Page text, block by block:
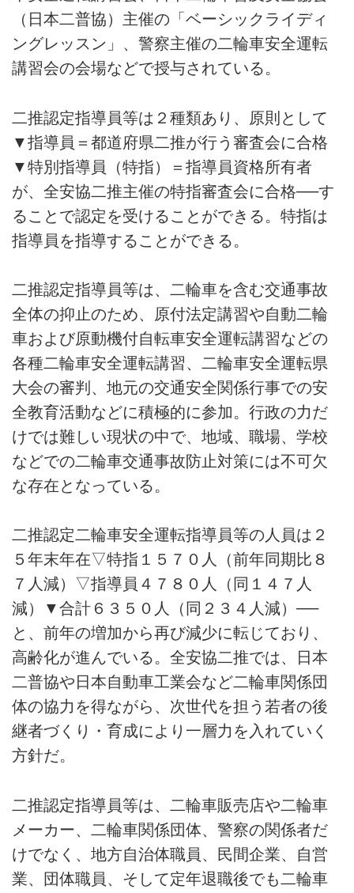
（日本二普協）主催の「ベーシックライディ
ングレッスン」、警察主催の二輪車安全運転
講習会の会場などで授与されている。
二推認定指導員等は２種類あり、原則として
▼指導員＝都道府県二推が行う審査会に合格
▼特別指導員（特指）＝指導員資格所有者
が、全安協二推主催の特指審査会に合格──す
ることで認定を受けることができる。特指は
指導員を指導することができる。
二推認定指導員等は、二輪車を含む交通事故
全体の抑止のため、原付法定講習や自動二輪
車および原動機付自転車安全運転講習などの
各種二輪車安全運転講習、二輪車安全運転県
大会の審判、地元の交通安全関係行事での安
全教育活動などに積極的に参加。行政の力だ
けでは難しい現状の中で、地域、職場、学校
などでの二輪車交通事故防止対策には不可欠
な存在となっている。
二推認定二輪車安全運転指導員等の人員は２
５年末年在▽特指１５７０人（前年同期比８
７人減）▽指導員４７８０人（同１４７人
減）▼合計６３５０人（同２３４人減）──
と、前年の増加から再び減少に転じており、
高齢化が進んでいる。全安協二推では、日本
二普協や日本自動車工業会など二輪車関係団
体の協力を得ながら、次世代を担う若者の後
継者づくり・育成により一層力を入れていく
方針だ。
二推認定指導員等は、二輪車販売店や二輪車
メーカー、二輪車関係団体、警察の関係者だ
けでなく、地方自治体職員、民間企業、自営
業、団体職員、そして定年退職後でも二輪車